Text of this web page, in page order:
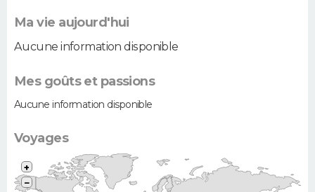
Ma vie aujourd'hui
Aucune information disponible
Mes goûts et passions
Aucune information disponible
Voyages
+
−